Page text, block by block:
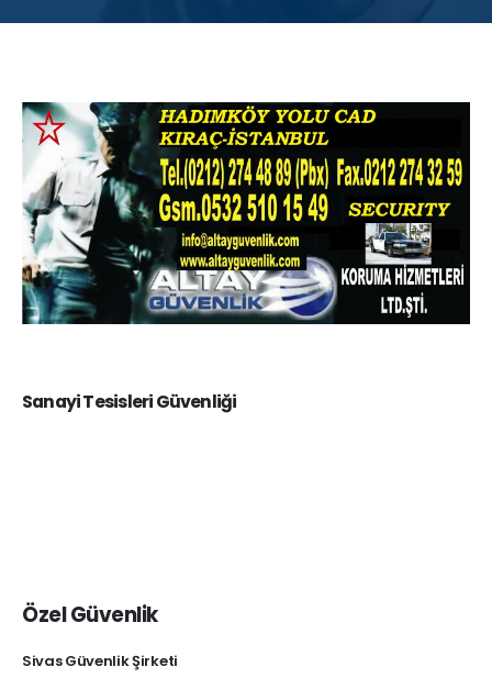
Post Archive
Sanayi Tesisleri Güvenliği
Özel Güvenlik
Sivas Güvenlik Şirketi